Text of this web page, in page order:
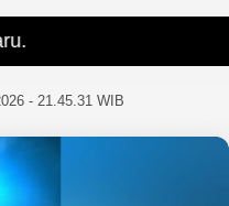
- 21.45.32 WIB